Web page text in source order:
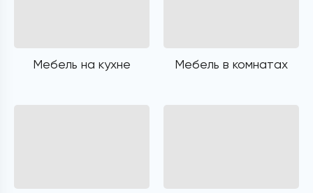
Мебель на кухне Мебель в комнатах